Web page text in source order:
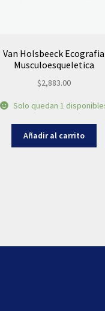
Van Holsbeeck Ecografia
Musculoesqueletica
$2,883.00
Solo quedan 1
Añadir al carrito